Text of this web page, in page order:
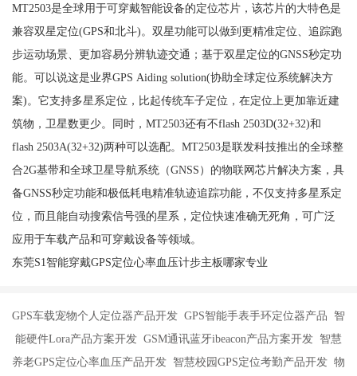
MT2503是全球用于可穿戴智能设备的定位芯片，该芯片的大特色是
兼容双星定位(GPS和北斗)。双星功能可以做到更精准定位、追踪跑
步运动场景、更加容易分辨轨迹交通；基于双星定位的GNSS秒定功
能。可以说这是业界GPS Aiding solution(协助全球定位系统解决方
案)。它支持多星系定位，比起传统车子定位，在定位上更加靠近建
筑物，卫星数更少。同时，MT2503还有不flash 2503D(32+32)和
flash 2503A(32+32)两种可以选配。MT2503是联发科技推出的全球整
合2G基带和全球卫星导航系统（GNSS）的物联网芯片解决方案，具
备GNSS秒定功能和极低耗电精准轨迹追踪功能，不仅支持多星系定
位，而且能自动搜索信号强的星系，定位快速准确无死角，可广泛
应用于车载产品和可穿戴设备等领域。
东莞S1智能穿戴GPS定位心率血压计步主板哪家专业
GPS车载宠物个人定位器产品开发 GPS智能手表手环定位器产品 智
能硬件Lora产品方案开发 GSM通讯蓝牙ibeacon产品方案开发 智慧
养老GPS定位心率血压产品开发 智慧校园GPS定位考勤产品开发 物